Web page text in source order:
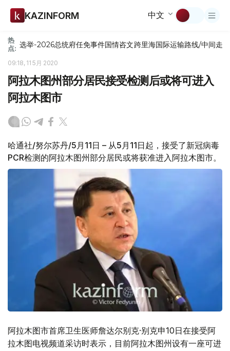
KAZINFORM 中文
热
点: 选举-2026总统府任免事件国情咨文跨里海国际运输路线/中间走廊
09:18, 11 5月 2020
阿拉木图州部分居民接受检测后或将可进入
阿拉木图市
哈通社/努尔苏丹/5月11日 – 从5月11日起，接受了新冠病毒
PCR检测的阿拉木图州部分居民或将获准进入阿拉木图市。
阿拉木图市首席卫生医师詹达尔别克·别克申10日在接受阿
拉木图电视频道采访时表示，目前阿拉木图州设有一座可进